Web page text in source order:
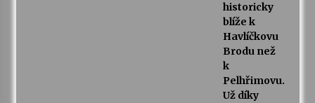
historicky
blíže k
Havlíčkovu
Brodu než
k
Pelhřimovu.
Už díky